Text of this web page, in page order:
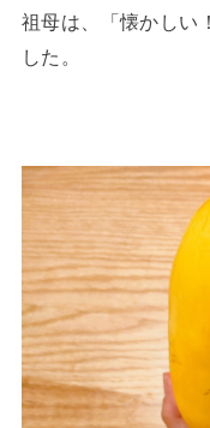
祖母は、「懐かしい
した。